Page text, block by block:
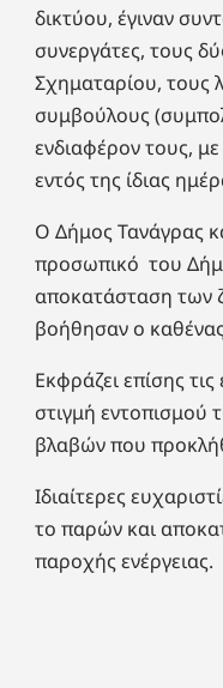
δικτύου, έγιναν
συνεργάτες, τους
Σχηματαρίου, τους
συμβούλους
ενδιαφέρον τους,
εντός της ίδιας
Ο Δήμος Τανάγρας
προσωπικό του
αποκατάσταση των
βοήθησαν ο
Εκφράζει επίσης
στιγμή εντοπισμού
βλαβών που
Ιδιαίτερες
το παρών και
παροχής ενέργειας.